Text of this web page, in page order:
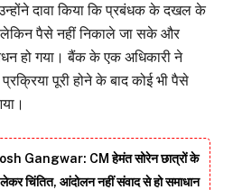
दावा किया कि प्रबंधक के दखल के
लेकिन पैसे नहीं निकाले जा सके और
हो गया। बैंक के एक अधिकारी ने
पूरी होने के बाद कोई भी पैसे
Gangwar: CM हेमंत सोरेन छात्रों के
लेकर चिंतित, आंदोलन नहीं संवाद से हो समाधान